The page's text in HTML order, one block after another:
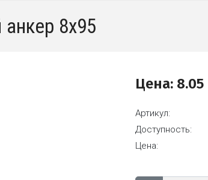
8х95
Цена: 8.05
Артикул:
Доступность:
Цена: